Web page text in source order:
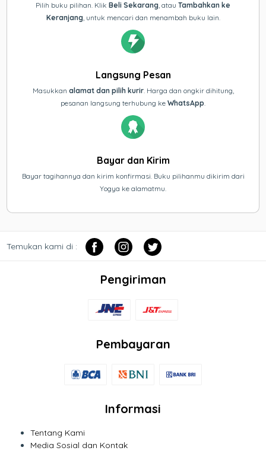
Pilih buku pilihan. Klik Beli Sekarang, atau Tambahkan ke
Keranjang, untuk mencari dan menambah buku lain.
Langsung Pesan
Masukkan alamat dan pilih kurir. Harga dan ongkir dihitung,
pesanan langsung terhubung ke WhatsApp.
Bayar dan Kirim
Bayar tagihannya dan kirim konfirmasi. Buku pilihanmu dikirim dari
Yogya ke alamatmu.
Temukan kami di :
Pengiriman
Pembayaran
Informasi
Tentang Kami
Media Sosial dan Kontak